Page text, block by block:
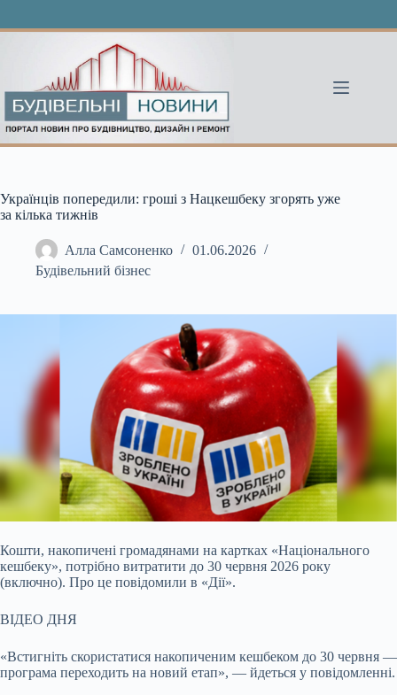
Українців попередили: гроші з Нацкешбеку згорять уже
за кілька тижнів
Алла Самсоненко
01.06.2026
Будівельний бізнес
Кошти, накопичені громадянами на картках «Національного
кешбеку», потрібно витратити до 30 червня 2026 року
(включно). Про це повідомили в «Дії».
ВІДЕО ДНЯ
«Встигніть скористатися накопиченим кешбеком до 30 червня —
програма переходить на новий етап», — йдеться у повідомленні.